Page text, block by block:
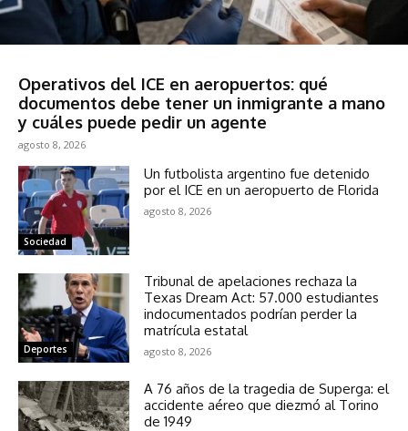
Operativos del ICE en aeropuertos: qué
documentos debe tener un inmigrante a mano
y cuáles puede pedir un agente
agosto 8, 2026
Sociedad
Un futbolista argentino fue detenido
por el ICE en un aeropuerto de Florida
agosto 8, 2026
Deportes
Tribunal de apelaciones rechaza la
Texas Dream Act: 57.000 estudiantes
indocumentados podrían perder la
matrícula estatal
agosto 8, 2026
A 76 años de la tragedia de Superga: el
accidente aéreo que diezmó al Torino
de 1949